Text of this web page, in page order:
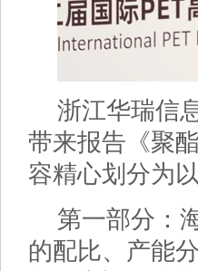
浙江华瑞信
带来报告《聚
容精心划分为
第一部分：
的配比、产能